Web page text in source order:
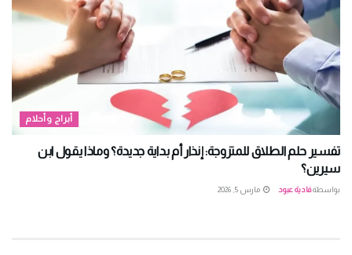
أبراج وأحلام
تفسير حلم الطلاق للمتزوجة: إنذار أم بداية جديدة؟ وماذا يقول ابن
سيرين؟
بواسطةفادية عبود مارس 5, 2026